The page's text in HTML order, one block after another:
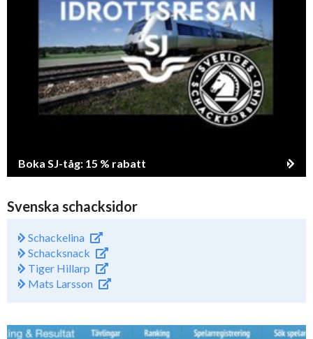
Boka SJ-tåg: 15 % rabatt
Svenska schacksidor
Schackelina
Schacksnack
Tiger Hillarp
Mats Larsson